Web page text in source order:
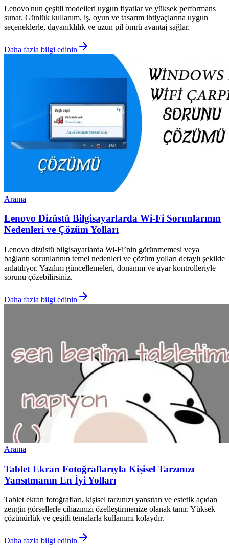
Lenovo'nun çeşitli modelleri uygun fiyatlar ve yüksek performans
sunar. Günlük kullanım, iş, oyun ve tasarım ihtiyaçlarına uygun
seçeneklerle, dayanıklılık ve uzun pil ömrü avantaj sağlar.
Daha fazla bilgi edinin
Arama
Lenovo Dizüstü Bilgisayarlarda Wi-Fi Sorunlarının
Nedenleri ve Çözüm Yolları
Lenovo dizüstü bilgisayarlarda Wi-Fi’nin görünmemesi veya
bağlantı sorunlarının temel nedenleri ve çözüm yolları detaylı şekilde
anlatılıyor. Yazılım güncellemeleri, donanım ve ayar kontrolleriyle
sorunu çözebilirsiniz.
Daha fazla bilgi edinin
Arama
Tablet Ekran Fotoğraflarıyla Kişisel Tarzınızı
Yansıtmanın En İyi Yolları
Tablet ekran fotoğrafları, kişisel tarzınızı yansıtan ve estetik açıdan
zengin görsellerle cihazınızı özelleştirmenize olanak tanır. Yüksek
çözünürlük ve çeşitli temalarla kullanımı kolaydır.
Daha fazla bilgi edinin